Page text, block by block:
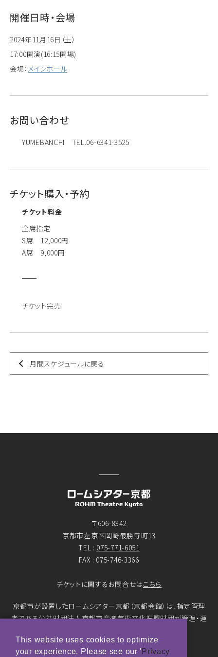
開催日時・会場
2024年11月16日（土）
17:00開演(16:15開場)
会場： メインホール
お問い合わせ
YUMEBANCHI TEL.06-6341-3525
チケット購入・予約
チケット料金
全席指定
S席 12,000円
A席 9,000円
チケット完売
月間スケジュールに戻る
〒606-8342
京都市左京区岡崎最勝寺町13
TEL : 075-771-6051
FAX : 075-746-3366
チケットに関するお問合せはこちら
京都市が設置したロームシアター京都（京都会館）は、指定管理
者である公益財団法人京都市音楽芸術文化振興財団が管理・運
© ROHM Theatre Kyoto. All rights reserved.
This website uses cookies to optimize
your experience. Please see our ' Privacy